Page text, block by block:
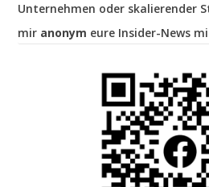
Unternehmen oder skalierender
mir anonym eure Insider-News